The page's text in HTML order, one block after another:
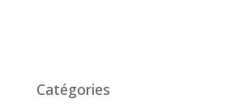
Catégories